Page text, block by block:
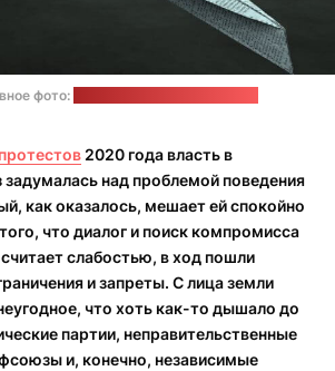
фото:
протестов 2020 года власть в
задумалась над проблемой поведения
как оказалось, мешает ей спокойно
что диалог и поиск компромисса
слабостью, в ход пошли
и запреты. С лица земли
что хоть как-то дышало до
партии, неправительственные
и, конечно, независимые